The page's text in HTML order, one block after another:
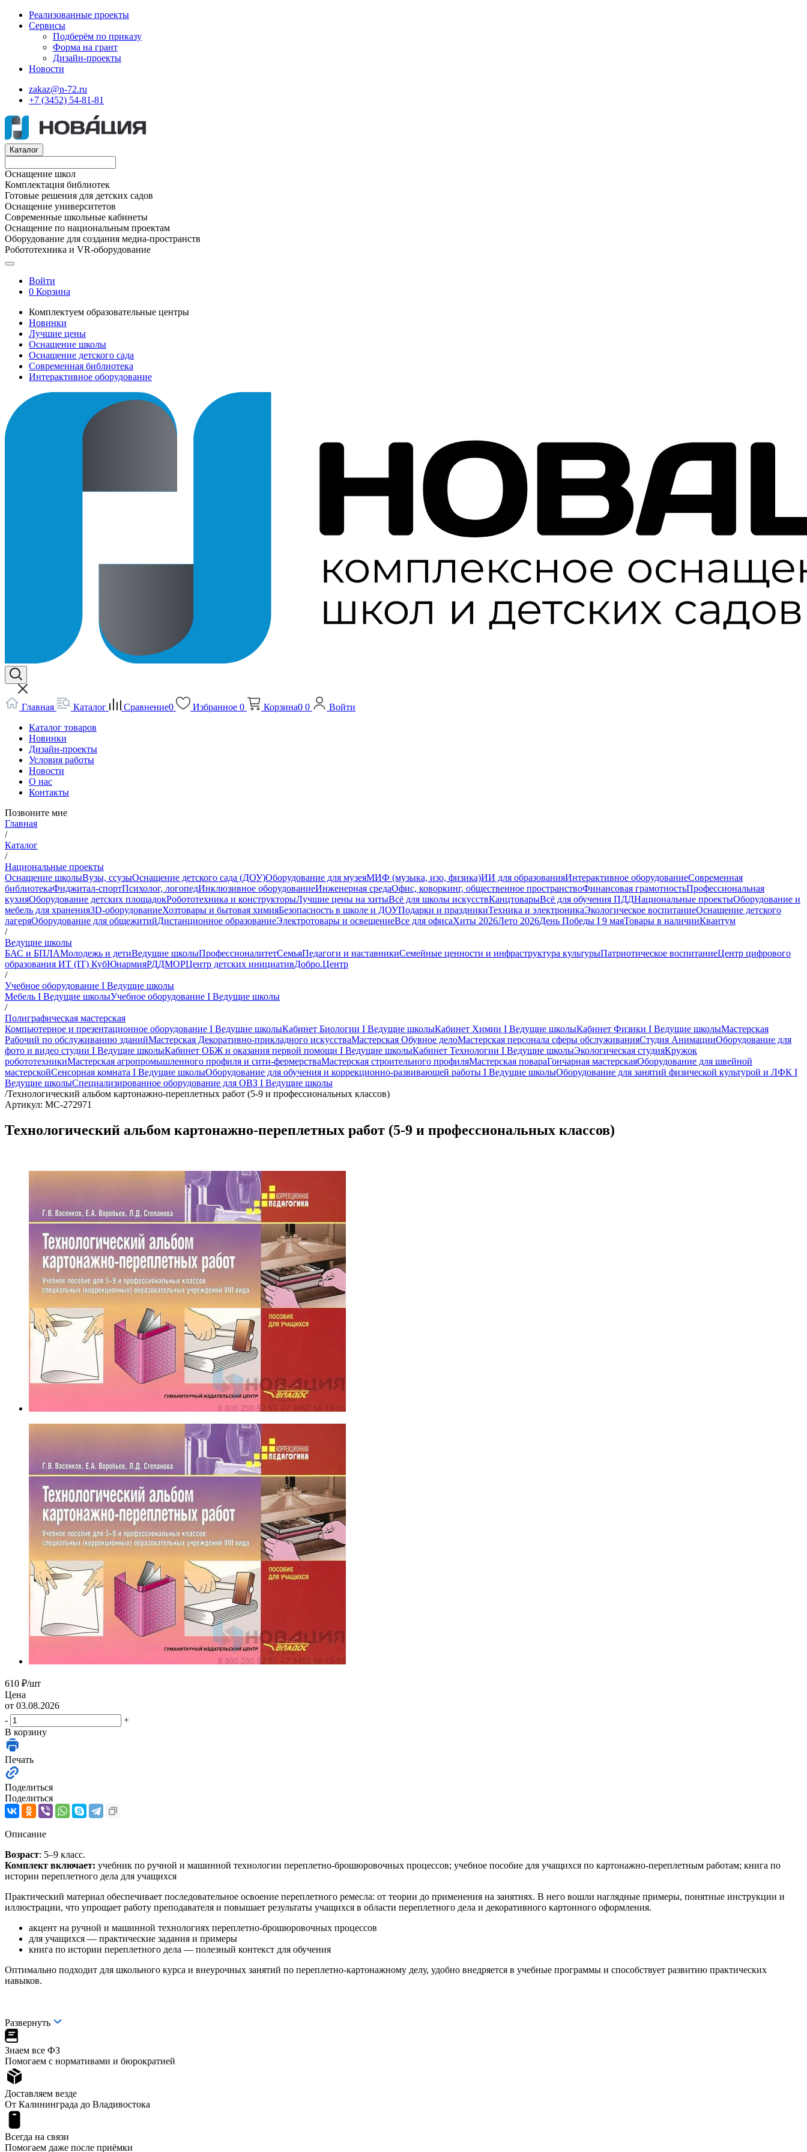
Реализованные проекты
Сервисы
Подберём по приказу
Форма на грант
Дизайн-проекты
Новости
zakaz@n-72.ru
+7 (3452) 54-81-81
Каталог
Оснащение школ
Комплектация библиотек
Готовые решения для детских садов
Оснащение университетов
Современные школьные кабинеты
Оснащение по национальным проектам
Оборудование для создания медиа-пространств
Робототехника и VR-оборудование
Войти
0 Корзина
Комплектуем образовательные центры
Новинки
Лучшие цены
Оснащение школы
Оснащение детского сада
Современная библиотека
Интерактивное оборудование
Главная Каталог Сравнение0 Избранное 0 Корзина0 0
Войти
Каталог товаров
Новинки
Дизайн-проекты
Условия работы
Новости
О нас
Контакты
Позвоните мне
Главная
/
Каталог
/
Национальные проекты
Оснащение школыВузы, ссузыОснащение детского сада (ДОУ)Оборудование для музеяМИФ (музыка, изо, физика)ИИ для образованияИнтерактивное оборудованиеСовременная
библиотекаФиджитал-спортПсихолог, логопедИнклюзивное оборудованиеИнженерная средаОфис, коворкинг, общественное пространствоФинансовая грамотностьПрофессиональная
кухняОборудование детских площадокРобототехника и конструкторыЛучшие цены на хитыВсё для школы искусствКанцтоварыВсё для обучения ПДДНациональные проектыОборудование и
мебель для хранения3D-оборудованиеХозтовары и бытовая химияБезопасность в школе и ДОУПодарки и праздникиТехника и электроникаЭкологическое воспитаниеОснащение детского
лагеряОборудование для общежитийДистанционное образованиеЭлектротовары и освещениеВсе для офисаХиты 2026Лето 2026День Победы I 9 маяТовары в наличииКвантум
/
Ведущие школы
БАС и БПЛАМолодежь и детиВедущие школыПрофессионалитетСемьяПедагоги и наставникиСемейные ценности и инфраструктура культурыПатриотическое воспитаниеЦентр цифрового
образования ИТ (IT) КубЮнармияРДДМОРЦентр детских инициативДобро.Центр
/
Учебное оборудование I Ведущие школы
Мебель I Ведущие школыУчебное оборудование I Ведущие школы
/
Полиграфическая мастерская
Компьютерное и презентационное оборудование I Ведущие школыКабинет Биологии I Ведущие школыКабинет Химии I Ведущие школыКабинет Физики I Ведущие школыМастерская
Рабочий по обслуживанию зданийМастерская Декоративно-прикладного искусстваМастерская Обувное делоМастерская персонала сферы обслуживанияСтудия АнимацииОборудование для
фото и видео студии I Ведущие школыКабинет ОБЖ и оказания первой помощи I Ведущие школыКабинет Технологии I Ведущие школыЭкологическая студияКружок
робототехникиМастерская агропромышленного профиля и сити-фермерстваМастерская строительного профиляМастерская повараГончарная мастерскаяОборудование для швейной
мастерскойСенсорная комната I Ведущие школыОборудование для обучения и коррекционно-развивающей работы I Ведущие школыОборудование для занятий физической культурой и ЛФК I
Ведущие школыСпециализированное оборудование для ОВЗ I Ведущие школы
/Технологический альбом картонажно-переплетных работ (5-9 и профессиональных классов)
Артикул: МС-272971
Технологический альбом картонажно-переплетных работ (5-9 и профессиональных классов)
610 ₽/шт
Цена
от 03.08.2026
-
+
В корзину
Печать
Поделиться
Поделиться
Описание
Возраст: 5–9 класс.
Комплект включает: учебник по ручной и машинной технологии переплетно-брошюровочных процессов; учебное пособие для учащихся по картонажно-переплетным работам; книга по
истории переплетного дела для учащихся
Практический материал обеспечивает последовательное освоение переплетного ремесла: от теории до применения на занятиях. В него вошли наглядные примеры, понятные инструкции и
иллюстрации, что упрощает работу преподавателя и повышает результаты учащихся в области переплетного дела и декоративного картонного оформления.
акцент на ручной и машинной технологиях переплетно-брошюровочных процессов
для учащихся — практические задания и примеры
книга по истории переплетного дела — полезный контекст для обучения
Оптимально подходит для школьного курса и внеурочных занятий по переплетно-картонажному делу, удобно внедряется в учебные программы и способствует развитию практических
навыков.
Развернуть
Знаем все ФЗ
Помогаем с нормативами и бюрократией
Доставляем везде
От Калининграда до Владивостока
Всегда на связи
Помогаем даже после приёмки